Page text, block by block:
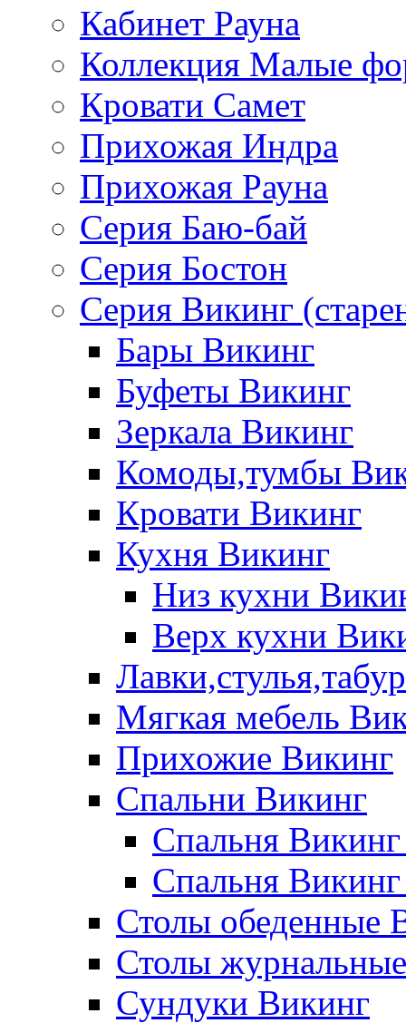
Кабинет Рауна
Коллекция Малые
Кровати Самет
Прихожая Индра
Прихожая Рауна
Серия Баю-бай
Серия Бостон
Серия Викинг
Бары Викинг
Буфеты Викинг
Зеркала Викинг
Комоды,тумбы
Кровати Викинг
Кухня Викинг
Низ кухни
Верх кухни
Мягкая мебель
Прихожие Викинг
Спальни Викинг
Спальня
Спальня
Столы обеденные
Столы
Сундуки Викинг